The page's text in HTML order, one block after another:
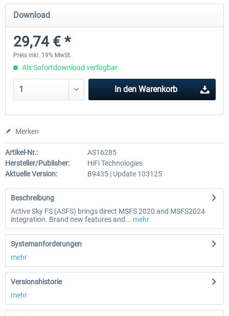
EmergencyDispatcherPro
35,69 € *
Aerosoft Toolbar
Download
29,74 € *
Preis inkl. 19% MwSt.
Als Sofortdownload verfügbar
In den Warenkorb
Merken
Artikel-Nr.:
AS16285
Hersteller/Publisher:
HiFi Technologies
Aktuelle Version:
B9435 | Update 103125
Beschreibung
Active Sky FS (ASFS) brings direct MSFS 2020 and MSFS2024
integration. Brand new features and... mehr
Systemanforderungen
mehr
Versionshistorie
mehr